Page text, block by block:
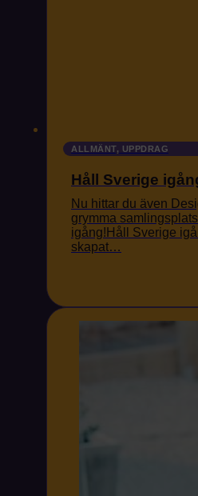
ALLMÄNT, UPPDRAG
Håll Sverige
Nu hittar du även
grymma
igång!Håll Sverige
skapat…